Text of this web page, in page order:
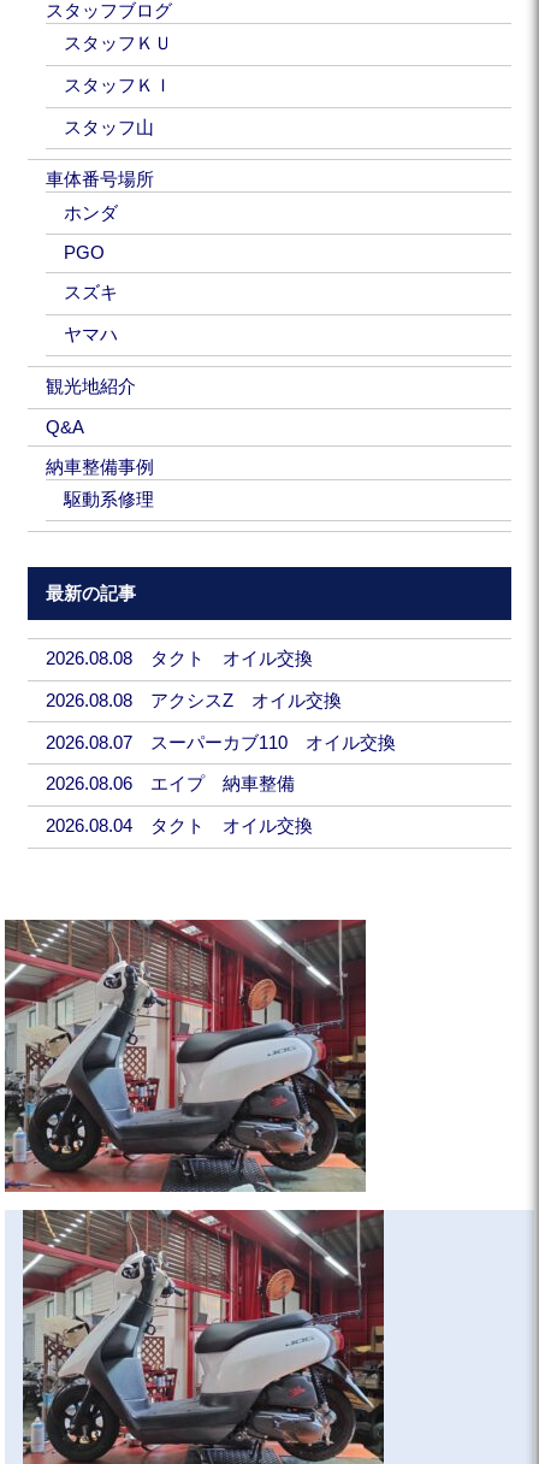
スタッフブログ
スタッフＫＵ
スタッフＫＩ
スタッフ山
車体番号場所
ホンダ
PGO
スズキ
ヤマハ
観光地紹介
Q&A
納車整備事例
駆動系修理
最新の記事
2026.08.08 タクト オイル交換
2026.08.08 アクシスZ オイル交換
2026.08.07 スーパーカブ110 オイル交換
2026.08.06 エイプ 納車整備
2026.08.04 タクト オイル交換